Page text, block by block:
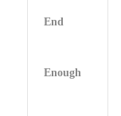
End
Enough